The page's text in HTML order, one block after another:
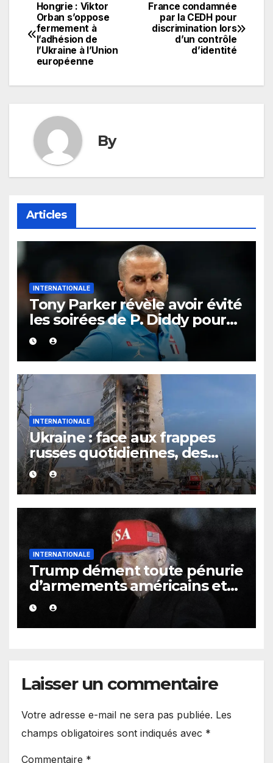
Navigation
de
l’article
France condamnée
par la CEDH pour
discrimination lors
d’un contrôle
d’identité
Hongrie : Viktor
Orban s’oppose
fermement à
l’adhésion de
l’Ukraine à l’Union
européenne
By
Articles
INTERNATIONALE
Tony Parker révèle avoir évité
les soirées de P. Diddy pour
protéger Eva Longoria
INTERNATIONALE
Ukraine : face aux frappes
russes quotidiennes, des
évacuations ordonnées à
Kramatorsk
INTERNATIONALE
Trump dément toute pénurie
d’armements américains et
s’en prend aux médias
Laisser un commentaire
Votre adresse e-mail ne sera pas publiée. Les
champs obligatoires sont indiqués avec *
Commentaire *